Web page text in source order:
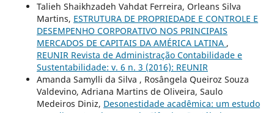
Talieh Shaikhzadeh Vahdat Ferreira, Orleans Silva
Martins, ESTRUTURA DE PROPRIEDADE E CONTROLE E
DESEMPENHO CORPORATIVO NOS PRINCIPAIS
MERCADOS DE CAPITAIS DA AMÉRICA LATINA ,
REUNIR Revista de Administração Contabilidade e
Sustentabilidade: v. 6 n. 3 (2016): REUNIR
Amanda Samylli da Silva , Rosângela Queiroz Souza
Valdevino, Adriana Martins de Oliveira, Saulo
Medeiros Diniz, Desonestidade acadêmica: um estudo